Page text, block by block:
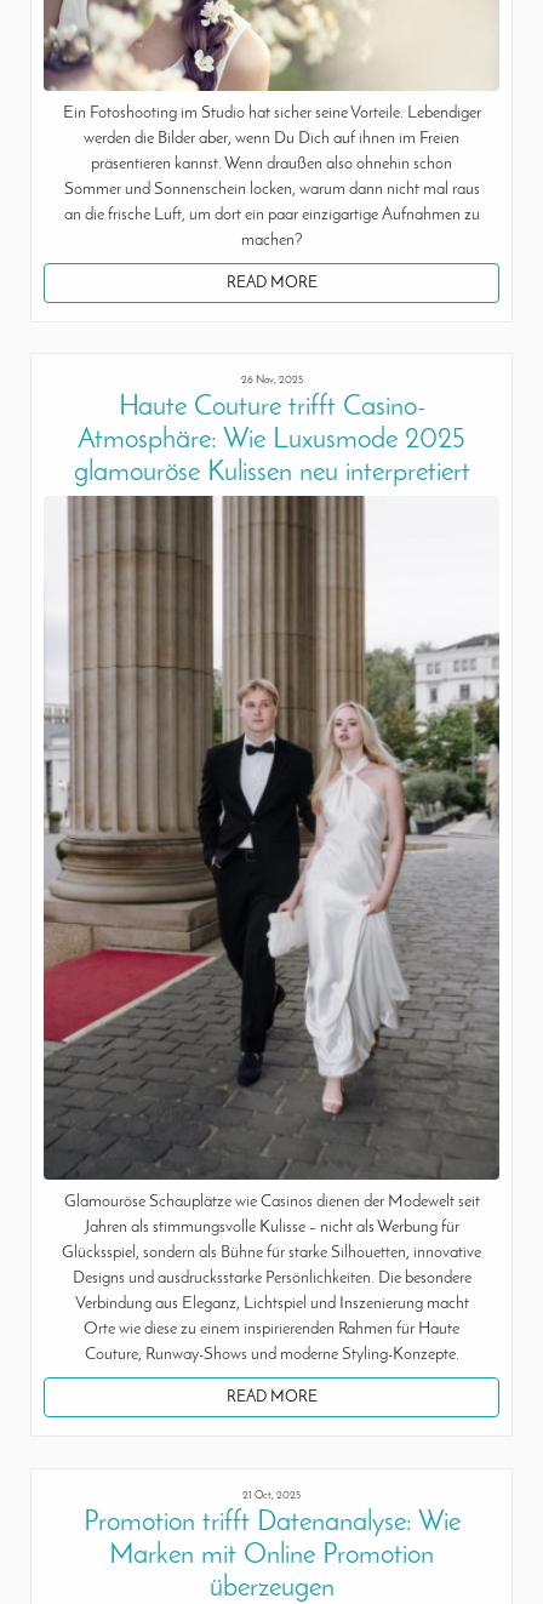
Ein Fotoshooting im Studio hat sicher seine Vorteile. Lebendiger
werden die Bilder aber, wenn Du Dich auf ihnen im Freien
präsentieren kannst. Wenn draußen also ohnehin schon
Sommer und Sonnenschein locken, warum dann nicht mal raus
an die frische Luft, um dort ein paar einzigartige Aufnahmen zu
machen?
READ MORE
26 Nov, 2025
Haute Couture trifft Casino-
Atmosphäre: Wie Luxusmode 2025
glamouröse Kulissen neu interpretiert
Glamouröse Schauplätze wie Casinos dienen der Modewelt seit
Jahren als stimmungsvolle Kulisse – nicht als Werbung für
Glücksspiel, sondern als Bühne für starke Silhouetten, innovative
Designs und ausdrucksstarke Persönlichkeiten. Die besondere
Verbindung aus Eleganz, Lichtspiel und Inszenierung macht
Orte wie diese zu einem inspirierenden Rahmen für Haute
Couture, Runway-Shows und moderne Styling-Konzepte.
READ MORE
21 Oct, 2025
Promotion trifft Datenanalyse: Wie
Marken mit Online Promotion
überzeugen